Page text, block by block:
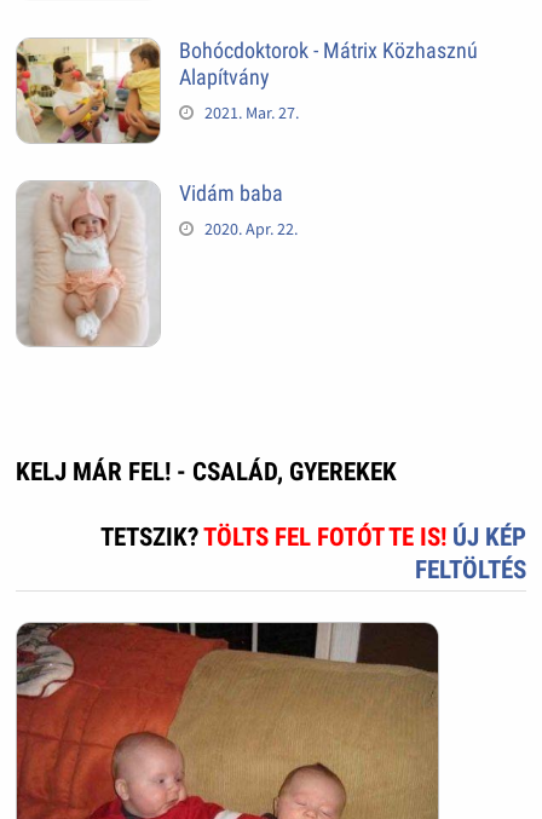
Bohócdoktorok - Mátrix Közhasznú
Alapítvány
2021. Mar. 27.
Vidám baba
2020. Apr. 22.
KELJ MÁR FEL! - CSALÁD, GYEREKEK
TETSZIK?TÖLTS FEL FOTÓT TE IS! ÚJ KÉP
FELTÖLTÉS